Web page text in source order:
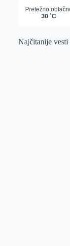
Najčitanije vesti